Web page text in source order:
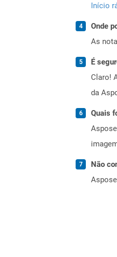
Início
Onde
As
É
Claro!
da
Quais
Não